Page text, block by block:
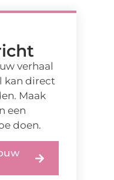
verhaal
kan direct
Maak
een
doen.